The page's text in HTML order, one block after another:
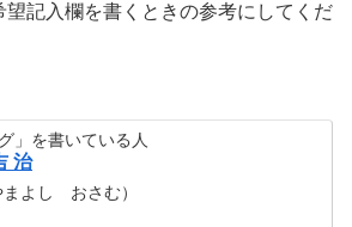
望記入欄を書くときの参考にしてくだ
」を書いている人
治
まよし おさむ）